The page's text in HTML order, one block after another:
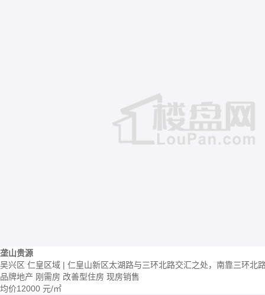
垄山贵源
吴兴区 仁皇区域 | 仁皇山新区太湖路与三环北路交汇之处，南靠三环北
品牌地产 刚需房 改善型住房 现房销售
均价12000 元/㎡